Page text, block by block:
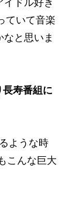
ドル好き
ていて音楽
と思いま
寿番組に
ような時
こんな巨大